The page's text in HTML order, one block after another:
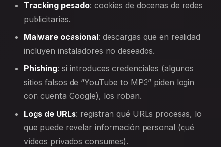
Tracking pesado: cookies de docenas de redes
publicitarias.
Malware ocasional: descargas que en realidad
incluyen instaladores no deseados.
Phishing: si introduces credenciales (algunos
sitios falsos de “YouTube to MP3” piden login
con cuenta Google), los roban.
Logs de URLs: registran qué URLs procesas, lo
que puede revelar información personal (qué
vídeos privados consumes).